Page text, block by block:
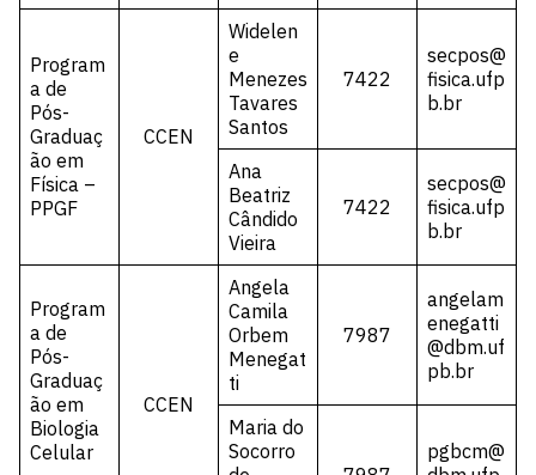
Program
a de
Pós-
Graduaç
ão em
Física –
PPGF
CCEN
Widelen
e
Menezes
Tavares
Santos
7422
secpos@
fisica.ufp
b.br
Ana
Beatriz
Cândido
Vieira
7422
secpos@
fisica.ufp
b.br
Program
a de
Pós-
Graduaç
ão em
Biologia
Celular
CCEN
Angela
Camila
Orbem
Menegat
ti
7987
angelam
enegatti
@dbm.uf
pb.br
Maria do
Socorro
pgbcm@